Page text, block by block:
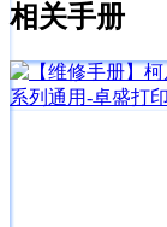
相关手册